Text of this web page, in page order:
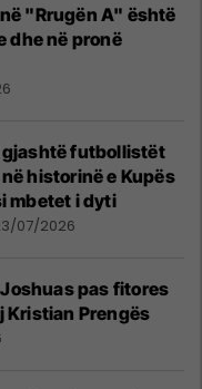
"Rrugën A" është
dhe në pronë
futbollistët
historinë e Kupës
mbetet i dyti
07/2026
pas fitores
Kristian Prengës